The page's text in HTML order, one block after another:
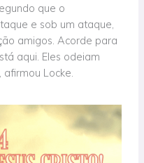
que o
e sob um ataque,
amigos. Acorde para
aqui. Eles odeiam
Locke.